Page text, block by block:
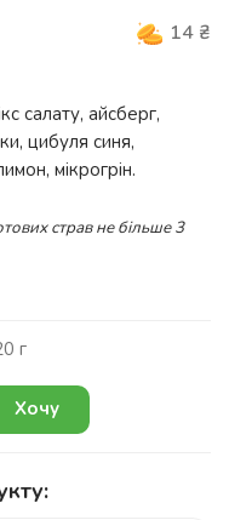
14 ₴
салату, айсберг,
цибуля синя,
мікрогрін.
страв не більше 3
г
Хочу